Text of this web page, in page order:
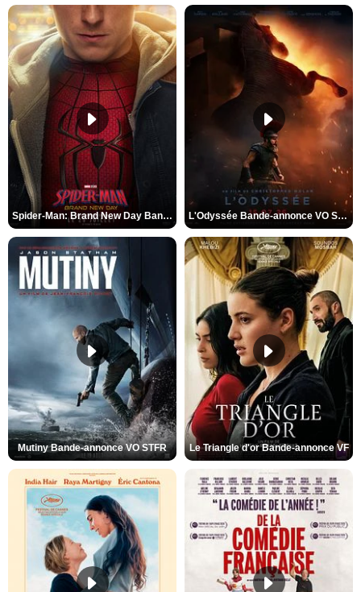
Spider-Man: Brand New Day Bande-annonce VO STFR L'Odyssée Bande-annonce VO STFR
Mutiny Bande-annonce VO STFR Le Triangle d'or Bande-annonce VF